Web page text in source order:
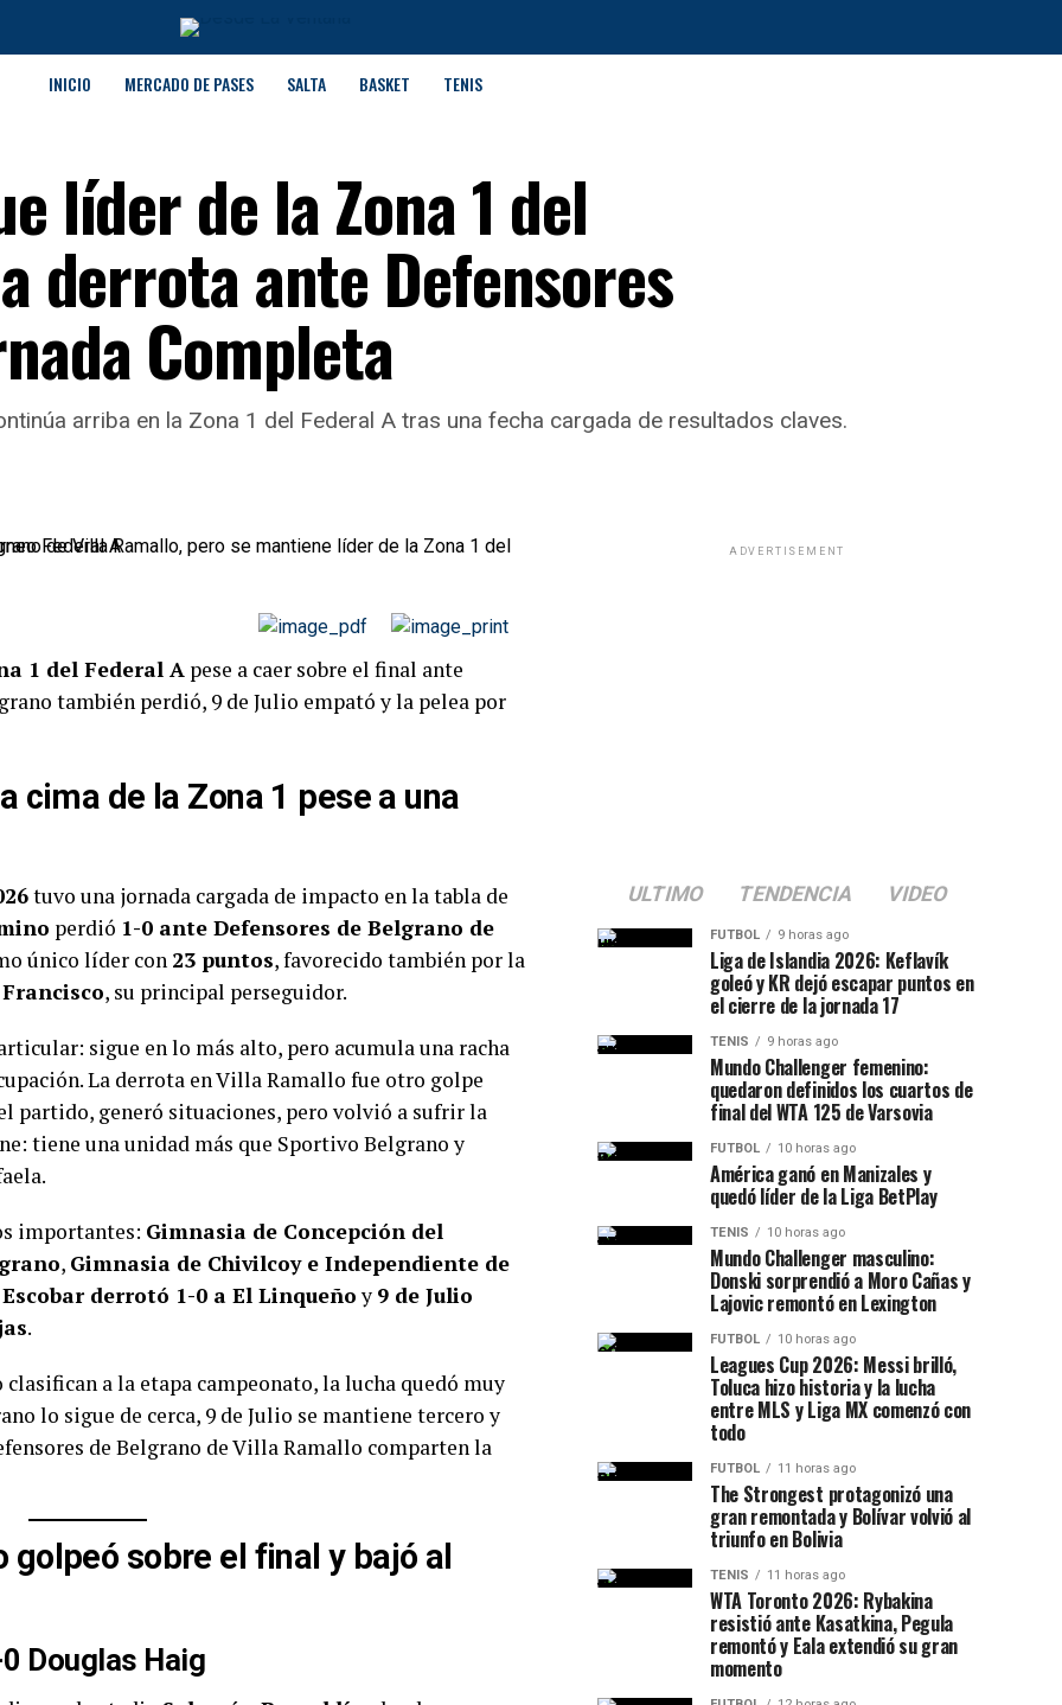
INICIO MERCADO DE PASES SALTA BASKET TENIS
líder de la Zona 1 del
derrota ante Defensores
Completa
arriba en la Zona 1 del Federal A tras una fecha cargada de resultados claves.
1 del Federal A pese a caer sobre el final ante
también perdió, 9 de Julio empató y la pelea por
cima de la Zona 1 pese a una
tuvo una jornada cargada de impacto en la tabla de
perdió 1-0 ante Defensores de Belgrano de
único líder con 23 puntos, favorecido también por la
, su principal perseguidor.
sigue en lo más alto, pero acumula una racha
La derrota en Villa Ramallo fue otro golpe
partido, generó situaciones, pero volvió a sufrir la
tiene una unidad más que Sportivo Belgrano y
importantes: Gimnasia de Concepción del
, Gimnasia de Chivilcoy e Independiente de
derrotó 1-0 a El Linqueñoy 9 de Julio
.
a la etapa campeonato, la lucha quedó muy
lo sigue de cerca, 9 de Julio se mantiene tercero y
de Belgrano de Villa Ramallo comparten la
golpeó sobre el final y bajó al
Douglas Haig
ADVERTISEMENT
ULTIMO TENDENCIA VIDEO
FUTBOL 9 horas ago
Liga de Islandia 2026: Keflavík
goleó y KR dejó escapar puntos en
el cierre de la jornada 17
TENIS 9 horas ago
Mundo Challenger femenino:
quedaron definidos los cuartos de
final del WTA 125 de Varsovia
FUTBOL 10 horas ago
América ganó en Manizales y
quedó líder de la Liga BetPlay
TENIS 10 horas ago
Mundo Challenger masculino:
Donski sorprendió a Moro Cañas y
Lajovic remontó en Lexington
FUTBOL 10 horas ago
Leagues Cup 2026: Messi brilló,
Toluca hizo historia y la lucha
entre MLS y Liga MX comenzó con
todo
FUTBOL 11 horas ago
The Strongest protagonizó una
gran remontada y Bolívar volvió al
triunfo en Bolivia
TENIS 11 horas ago
WTA Toronto 2026: Rybakina
resistió ante Kasatkina, Pegula
remontó y Eala extendió su gran
momento